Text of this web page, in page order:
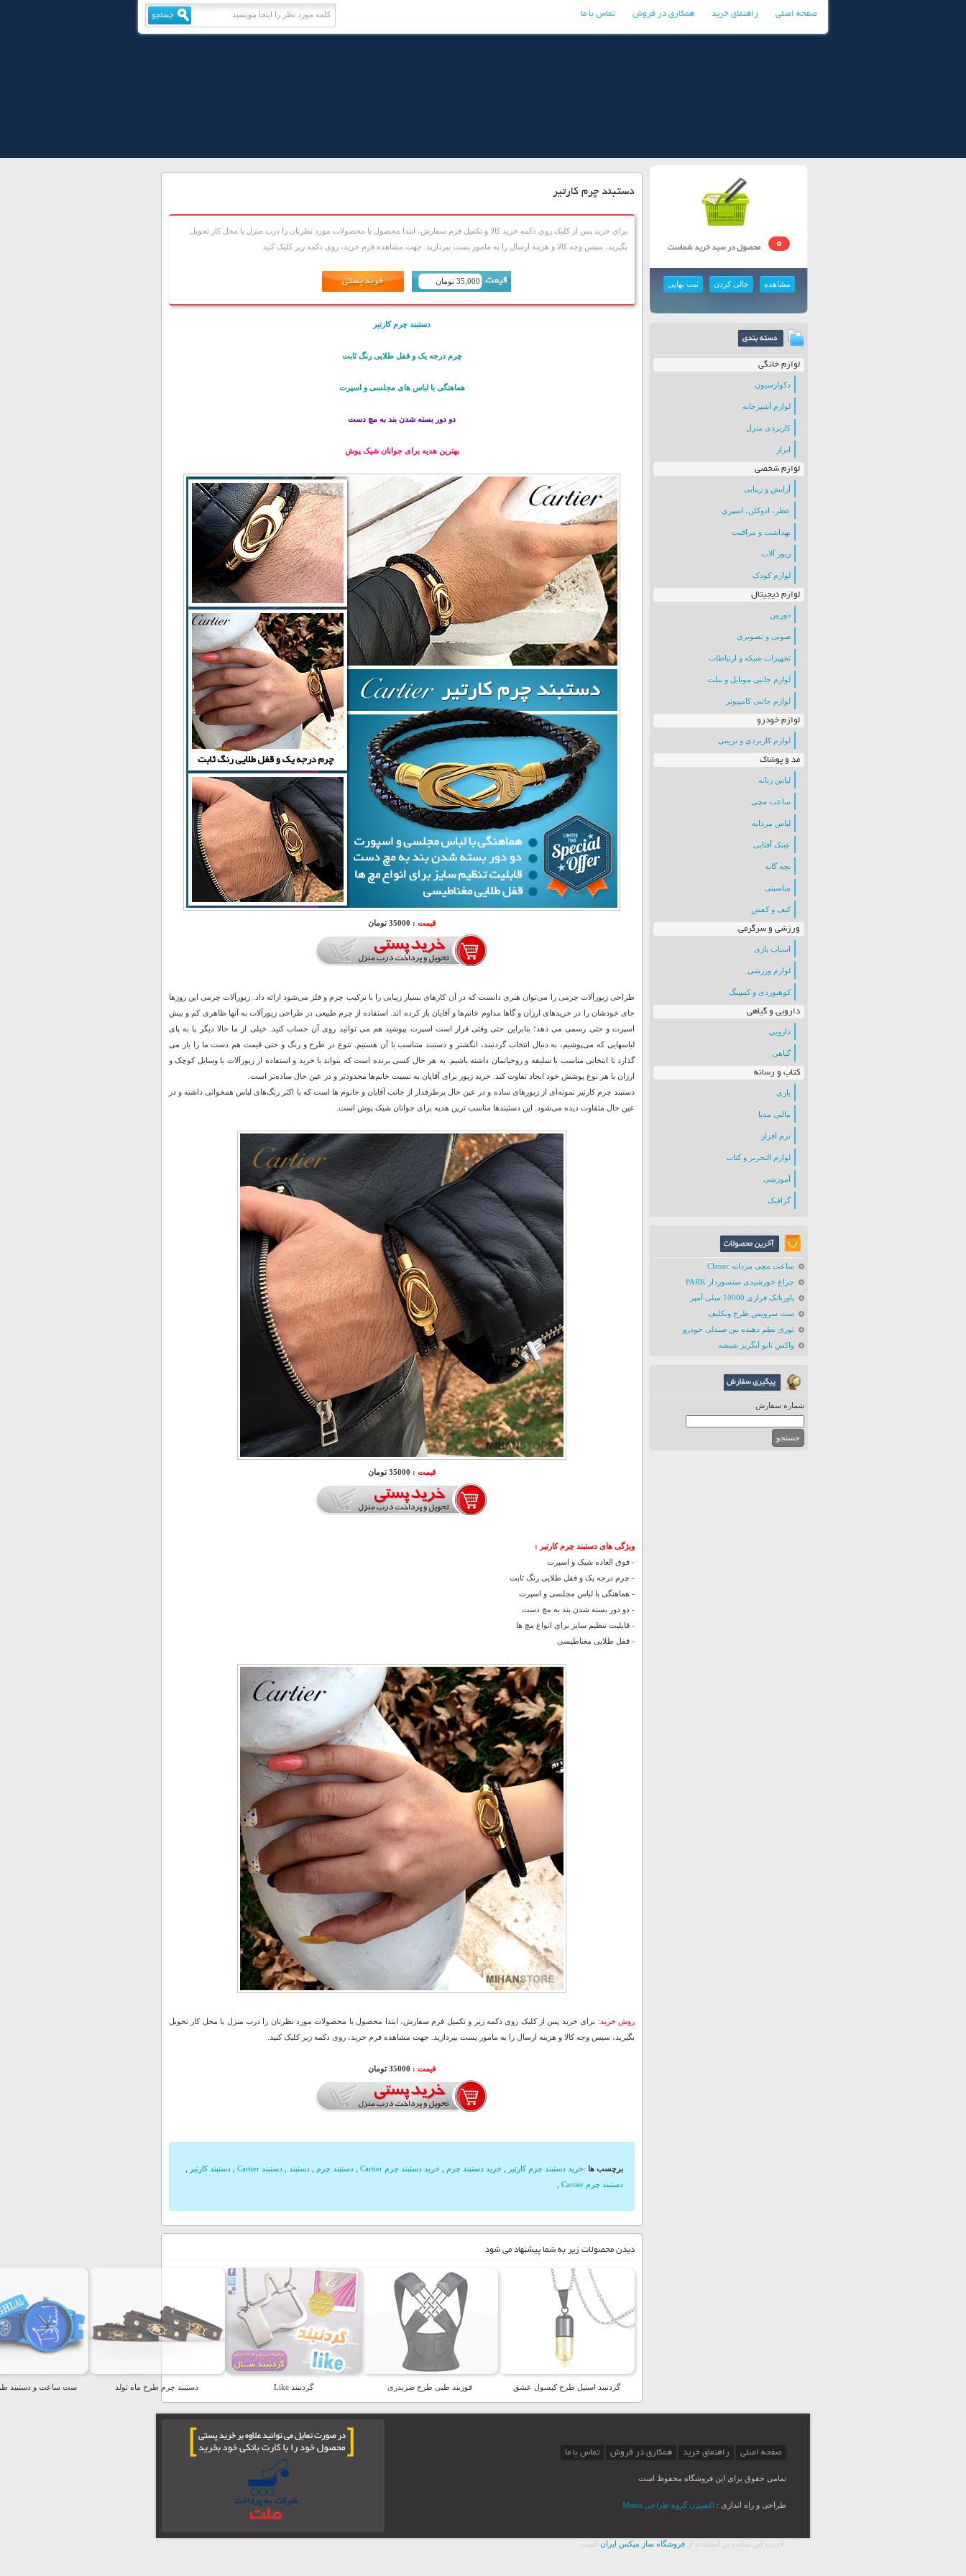
صفحه اصلی راهنمای خرید همکاری در فروش تماس با ما
0
مشاهده خالی کردن ثبت نهایی
لوازم خانگی
دکوارسیون
لوازم آشپزخانه
کاربردی منزل
ابزار
لوازم شخصی
آرایش و زیبایی
عطر، ادوکلن، اسپری
بهداشت و مراقبت
زیور آلات
لوازم کودک
لوازم دیجیتال
دوربین
صوتی و تصویری
تجهیزات شبکه و ارتباطات
لوازم جانبی موبایل و تبلت
لوازم جانبی کامپیوتر
لوازم خودرو
لوازم کاربردی و تزیینی
مد و پوشاک
لباس زنانه
ساعت مچی
لباس مردانه
عینک آفتابی
بچه گانه
مناسبتی
کیف و کفش
ورزشی و سرگرمی
اسباب بازی
لوازم ورزشی
کوهنوردی و کمپینگ
دارویی و گیاهی
دارویی
گیاهی
کتاب و رسانه
بازی
مالتی مدیا
نرم افزار
لوازم التحریر و کتاب
آموزشی
گرافیک
ساعت مچی مردانه Classic
چراغ خورشیدی سنسوردار PARK
پاوربانک فراری 10000 میلی آمپر
ست سرویس طرح ونکلیف
توری نظم دهنده بین صندلی خودرو
واکس نانو آبگریز شیشه
شماره سفارش
دستبند چرم کارتیر
براي خريد پس از کليک روي دکمه خريد کالا و تکميل فرم سفارش، ابتدا محصول يا محصولات مورد نظرتان را درب منزل يا محل کار تحويل
بگيريد، سپس وجه کالا و هزينه ارسال را به مامور پست بپردازيد. جهت مشاهده فرم خريد، روي دکمه زير کليک کنيد
35,000 تومان
دستبند چرم کارتیر
چرم درجه یک و قفل طلایی رنگ ثابت
هماهنگی با لباس های مجلسی و اسپرت
دو دور بسته شدن بند به مچ دست
بهترین هدیه برای جوانان شیک پوش
قیمت : 35000 تومان
طراحی زیورآلات چرمی را می‌توان هنری دانست که در آن کارهای بسیار زیبایی را با ترکیب چرم و فلز می‌شود ارائه داد. زیورآلات چرمی این روزها
جای خودشان را در خریدهای ارزان و گاها مداوم خانم‌ها و آقایان باز کرده اند. استفاده از چرم طبیعی در طراحی زیورآلات به آنها ظاهری کم و بیش
اسپرت و حتی رسمی می دهد؛ بنابراین حتی وقتی قرار است اسپرت بپوشید هم می توانید روی آن حساب کنید. خیلی از ما حالا دیگر پا به پای
لباسهایی که می‌پوشیم، به دنبال انتخاب گردنبند، انگشتر و دستبند متناسب با آن هستیم. تنوع در طرح و رنگ و حتی قیمت هم دست ما را باز می
گذارد تا انتخابی مناسب با سلیقه و روحیاتمان داشته باشیم. به هر حال کسی برنده است که بتواند با خرید‌ و استفاده از زیورآلات یا وسایل کوچک و
ارزان با هر نوع پوشش خود ایجاد تفاوت کند. خرید زیور برای آقایان به نسبت خانم‌ها محدودتر و در عین حال ساده‌تر است.
دستبند چرم کارتیر نمونه‌ای از زیورهای ساده و در عین حال پرطرفدار از جانب آقایان و خانوم ها است که با اکثر رنگ‌های لباس همخوانی داشته و در
عین حال متفاوت دیده می‌شود. این دستبندها مناسب ترین هدیه برای جوانان شیک پوش است.
قیمت : 35000 تومان
ویژگی های دستبند چرم کارتیر :
- فوق العاده شیک و اسپرت
- چرم درجه یک و قفل طلایی رنگ ثابت
- هماهنگی با لباس مجلسی و اسپرت
- دو دور بسته شدن بند به مچ دست
- قابلیت تنظیم سایز برای انواع مچ ها
- قفل طلایی مغناطیسی
روش خرید: برای خرید پس از کلیک روی دکمه زیر و تکمیل فرم سفارش، ابتدا محصول یا محصولات مورد نظرتان را درب منزل یا محل کار تحویل
بگیرید، سپس وجه کالا و هزینه ارسال را به مامور پست بپردازید. جهت مشاهده فرم خرید، روی دکمه زیر کلیک کنید.
قیمت : 35000 تومان
برچسب ها :خرید دستبند چرم کارتیر خرید دستبند چرم خرید دستبند چرم Cartier دستبند چرم دستبند دستبند Cartier دستبند کارتیر
دستبند چرم Cartier
دیدن محصولات زیر به شما پیشنهاد می شود
گردنبند استیل طرح کپسول عشق قوزبند طبی طرح ضربدری گردنبند Like دستبند چرم طرح ماه تولد ست ساعت و دستبند
صفحه اصلی راهنمای خرید همکاری در فروش تماس با ما
تمامی حقوق برای این فروشگاه محفوظ است
طراحی و راه اندازی : اکسیژن گروه طراحی Msina
قدرت اين سايت در استفاده از فروشگاه ساز ميکس ايران است.